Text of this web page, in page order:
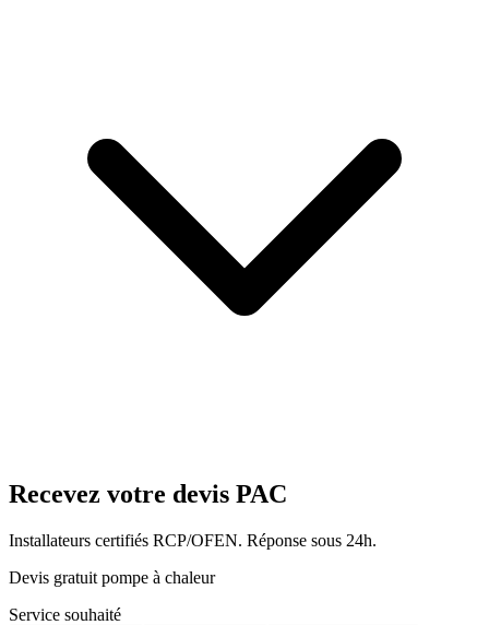
Recevez votre devis PAC
Installateurs certifiés RCP/OFEN. Réponse sous 24h.
Devis gratuit pompe à chaleur
Service souhaité